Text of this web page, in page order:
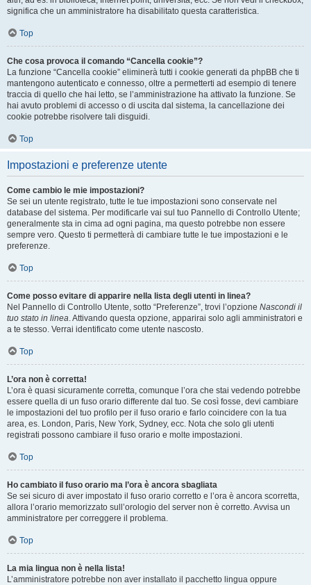
significa che un amministratore ha disabilitato questa caratteristica.
Top
Che cosa provoca il comando “Cancella cookie”?
La funzione “Cancella cookie” eliminerà tutti i cookie generati da phpBB che ti
mantengono autenticato e connesso, oltre a permetterti ad esempio di tenere
traccia di quello che hai letto, se l’amministrazione ha attivato la funzione. Se
hai avuto problemi di accesso o di uscita dal sistema, la cancellazione dei
cookie potrebbe risolvere tali disguidi.
Top
Impostazioni e preferenze utente
Come cambio le mie impostazioni?
Se sei un utente registrato, tutte le tue impostazioni sono conservate nel
database del sistema. Per modificarle vai sul tuo Pannello di Controllo Utente;
generalmente sta in cima ad ogni pagina, ma questo potrebbe non essere
sempre vero. Questo ti permetterà di cambiare tutte le tue impostazioni e le
preferenze.
Top
Come posso evitare di apparire nella lista degli utenti in linea?
Nel Pannello di Controllo Utente, sotto “Preferenze”, trovi l’opzione Nascondi il
tuo stato in linea. Attivando questa opzione, apparirai solo agli amministratori e
a te stesso. Verrai identificato come utente nascosto.
Top
L’ora non è corretta!
L’ora è quasi sicuramente corretta, comunque l’ora che stai vedendo potrebbe
essere quella di un fuso orario differente dal tuo. Se così fosse, devi cambiare
le impostazioni del tuo profilo per il fuso orario e farlo coincidere con la tua
area, es. London, Paris, New York, Sydney, ecc. Nota che solo gli utenti
registrati possono cambiare il fuso orario e molte impostazioni.
Top
Ho cambiato il fuso orario ma l’ora è ancora sbagliata
Se sei sicuro di aver impostato il fuso orario corretto e l’ora è ancora scorretta,
allora l’orario memorizzato sull’orologio del server non è corretto. Avvisa un
amministratore per correggere il problema.
Top
La mia lingua non è nella lista!
L’amministratore potrebbe non aver installato il pacchetto lingua oppure